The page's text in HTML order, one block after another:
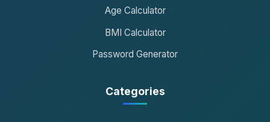
Age Calculator
BMI Calculator
Password Generator
Categories